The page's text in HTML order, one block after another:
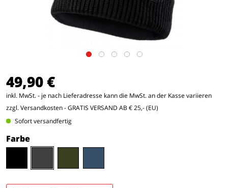
49,90 €
inkl. MwSt. - je nach Lieferadresse kann die MwSt. an der Kasse variieren
zzgl. Versandkosten- GRATIS VERSAND AB € 25,- (EU)
Sofort versandfertig
Farbe